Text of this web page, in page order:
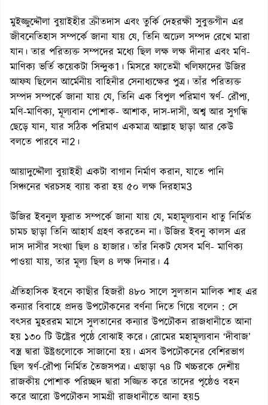
মুইজ্জুদ্দৌলা বুয়াইহীর ক্রীতদাস এবং তুর্কি দেহরক্ষী সুবুক্তগীন এর
জীবনেতিহাস সম্পর্কে জানা যায় যে, তিনি অঢেল সম্পদ রেখে মারা
যান। তার পরিত্যক্ত সম্পদের মধ্যে ছিল লক্ষ লক্ষ দীনার এবং মণি-
মাণিক্য ভর্তি কয়েকটা সিন্দুক1। মিসরে ফাতেমী খলিফাদের উজির
আফয ছিলেন আর্মেনীয় বাহিনীর সেনাধ্যক্ষের পুত্র। তাঁর পরিত্যক্ত
সম্পদ সম্পর্কে জানা যায় যে, তিনি এক বিপুল পরিমাণ স্বর্ণ- রৌপ্য,
মণি-মাণিক্য, মূল্যবান পোশাক- আশাক, দাস-দাসী, অশ্ব আর সুগন্ধি
ছেড়ে যান, যার সঠিক পরিমাণ একমাত্র আল্লাহ ছাড়া আর কেউ
বলতে পারবে না2।
আয়াদুদ্দৌলা বুয়াইহী একটা বাগান নির্মাণ করান, যাতে পানি
সিঞ্চনের খরচসহ ব্যায় করা হয় ৫০ লক্ষ দিরহাম3
উজির ইবনুল ফুরাত সম্পর্কে জানা যায় যে, মহামূল্যবান ধাতু নির্মিত
চামচ ছাড়া তিনি আহার্য গ্রহণ করতেন না। উজির ইবনু কালস এর
দাস দাসীর সংখ্যা ছিল ৪ হাজার। তাঁর নিকট যেসব মণি- মাণিক্য
পাওয়া যায়, তার মূল্য ছিল ৪ লক্ষ দিনার। 4
ঐতিহাসিক ইবনে কাছীর হিজরী ৪৮০ সালে সুলতান মালিক শাহ এর
কন্যার বিবাহে প্রদত্ত উপঢৌকনের বর্ণনা দিতে গিয়ে বলেন : সে
বৎসর মুহররম মাসে সুলতানের কন্যার উপঢৌকন রাজধানীতে আনা
হয় ১৩০ টি উষ্ট্রের পৃষ্ঠে বোঝাই করে। রোমের মহামূল্যবান ‘দীবাজ’
বস্ত্র দ্বারা উষ্ট্রগুলোকে সাজানো হয়। এসব উপঢৌকনের বেশিরভাগ
ছিল স্বর্ণ-রৌপ্য নির্মিত তৈজসপত্র। এছাড়া ৭৪ টি খচ্চরকে দেশীয়
রাজকীয় পোশাক পরিচ্ছদ দ্বারা সজ্জিত করে তাদের পৃষ্ঠেও বহন
করে আরো উপঢৌকন সামগ্রী রাজধানীতে আনা হয়5